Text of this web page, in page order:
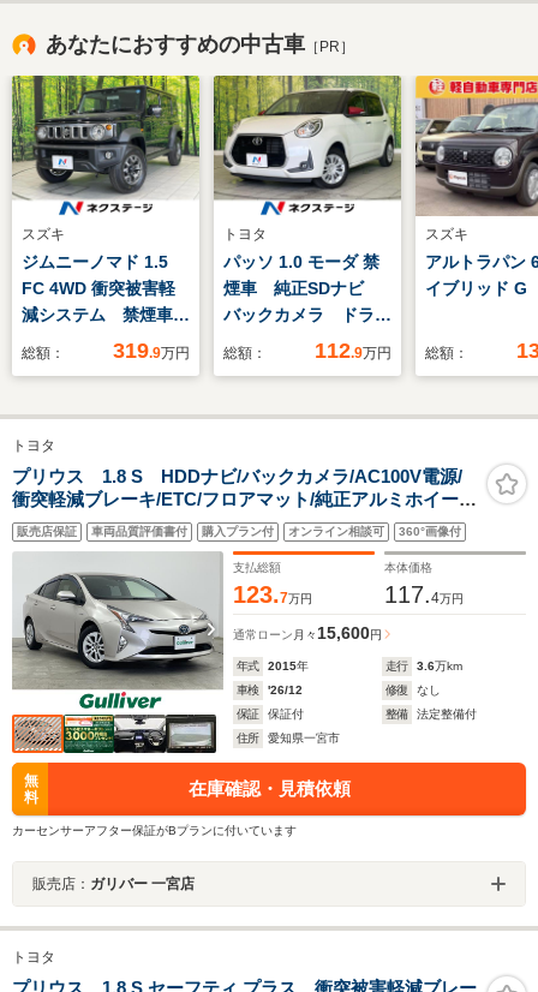
あなたにおすすめの中古車 ［PR］
スズキ
ジムニーノマド 1.5
FC 4WD 衝突被害軽
減システム 禁煙車
コーナーセンサー ス
ルミ 車線逸脱警報
オートライト オート
エアコン
総額： 319.9万円
トヨタ
パッソ 1.0 モーダ 禁
煙車 純正SDナビ
バックカメラ ドラレ
コ ETC2.0
トアシスト オートハ
ー オートエアコン
LEDヘッドライト
総額： 112.9万円
スズキ
アルトラパン
イブリッド G
総額：
トヨタ
プリウス 1.8 S HDDナビ/バックカメラ/AC100V電源/
衝突軽減ブレーキ/ETC/フロアマット/純正アルミホイー
ル/オートマチックハイビーム/レーダークルーズコントロ
ール/レーンキープアシスト/スマートキー/プッシュスター
ト/AM/FM
販売店保証 車両品質評価書付 購入プラン付 オンライン相談可 360°画像付
支払総額
123.7万円
本体価格
117.4万円
通常ローン 月々 15,600円
年式 2015年 走行 3.6万km
車検
'26/12 修復
なし
保証
保証付 整備
法定整備付
住所
愛知県一宮市
無
料
在庫確認・見積依頼
カーセンサーアフター保証がBプランに付いています
販売店： ガリバー 一宮店
トヨタ
プリウス 1.8 S セーフティ プラス 衝突被害軽減ブレー